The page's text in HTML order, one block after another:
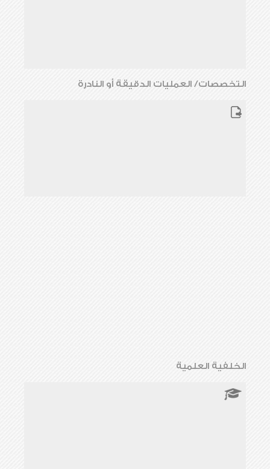
التخصصات/ العمليات الدقيقة أو النادرة
الخلفية العلمية